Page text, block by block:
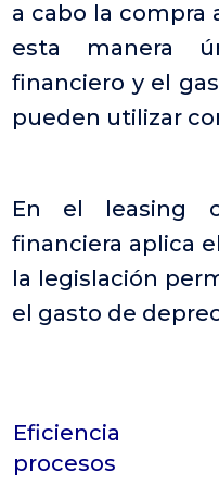
a cabo la compra
esta manera
financiero y el
pueden utilizar
En el leasing
financiera aplica
la legislación
el gasto de
Eficiencia
procesos